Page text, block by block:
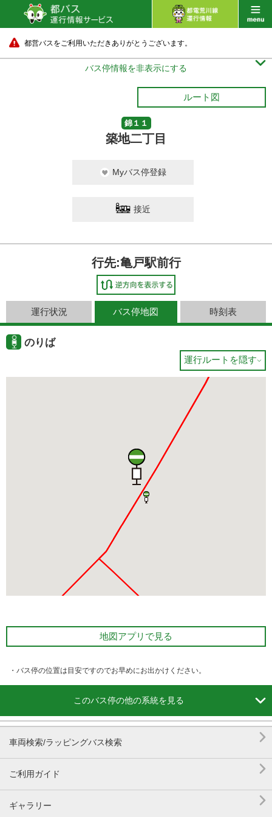
都営バスをご利用いただきありがとうございます。
バス停情報を非表示にする 
ルート図
錦１１
築地二丁目
Myバス停登録
接近
行先:亀戸駅前行
運行状況 バス停地図 時刻表
のりば
運行ルートを隠す
地図アプリで見る
・バス停の位置は目安ですのでお早めにお出かけください。
このバス停の他の系統を見る 
車両検索/ラッピングバス検索 
ご利用ガイド 
ギャラリー 